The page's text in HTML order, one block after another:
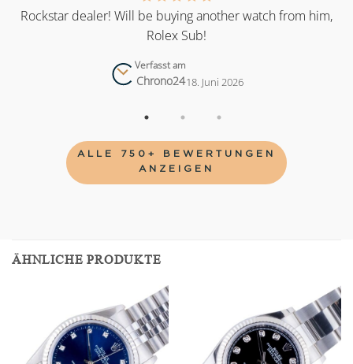
Rockstar dealer! Will be buying another watch from him,
Rolex Sub!
Verfasst am
Chrono2418. Juni 2026
ALLE 750+ BEWERTUNGEN
ANZEIGEN
ÄHNLICHE PRODUKTE
Add to
wishlist
Add to
wishlist